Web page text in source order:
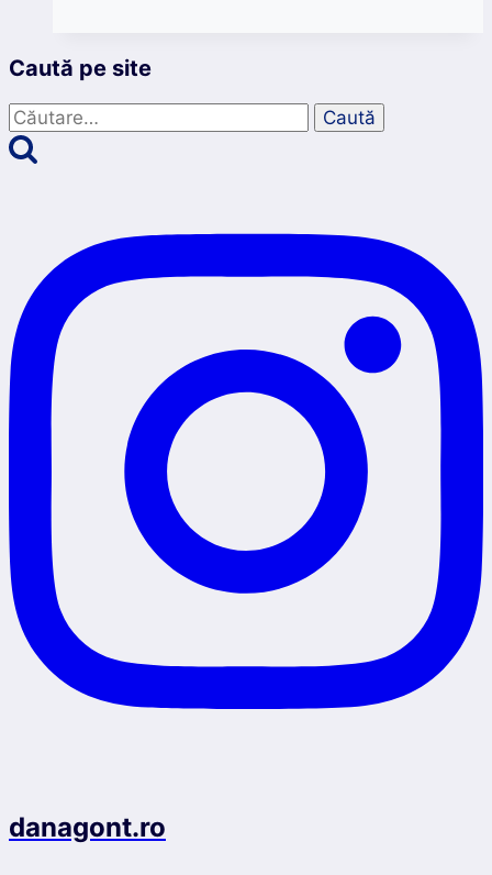
și
Caută pe site
Caută
după:
danagont.ro